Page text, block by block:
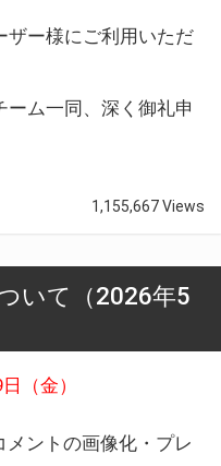
ザー様にご利用いただ
ーム一同、深く御礼申
1,155,667 Views
いて（2026年5
（金）
ントの画像化・プレ